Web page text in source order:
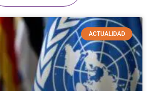
ACTUALIDAD